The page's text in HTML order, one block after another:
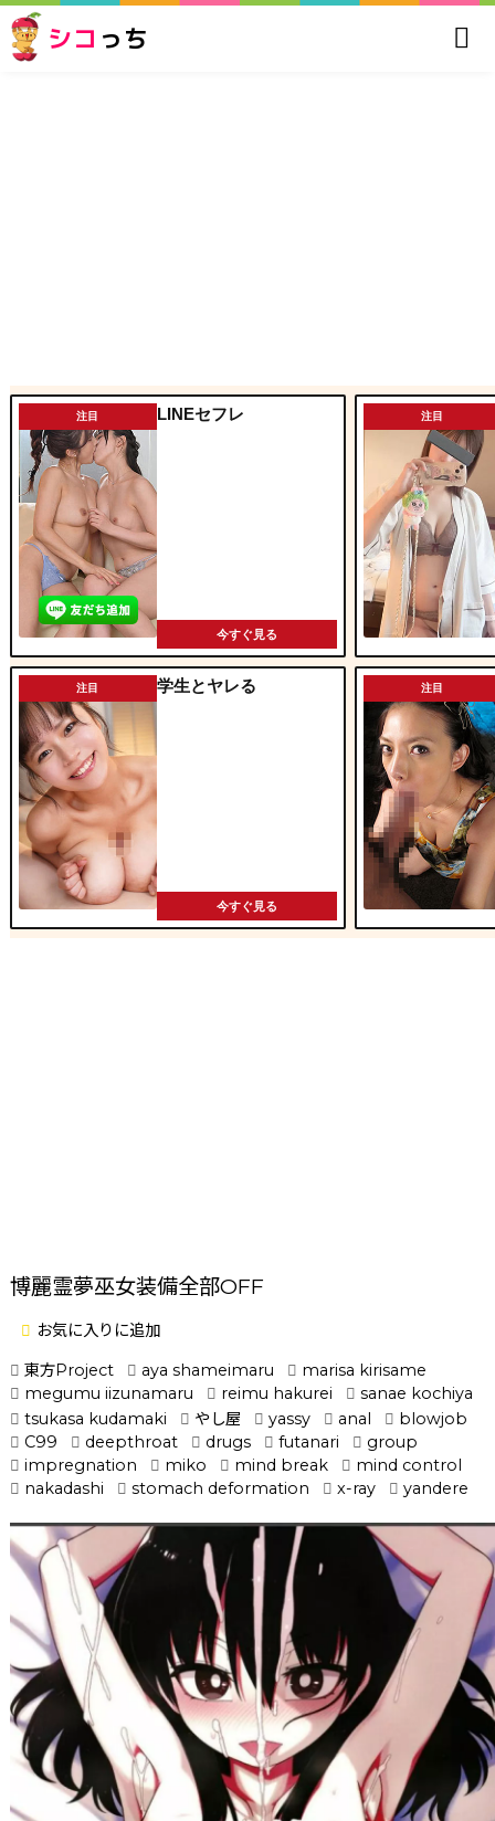
シコ っち
注目 LINEセフレ
今すぐ見る
注目 学生とヤレる
今すぐ見る
注目
注目
博麗霊夢巫女装備全部OFF
お気に入りに追加
東方Project
aya shameimaru
marisa kirisame
megumu iizunamaru
reimu hakurei
sanae kochiya
tsukasa kudamaki
やし屋 yassy anal
blowjob
C99
deepthroat drugs futanari
group
impregnation
miko mind break
mind control
nakadashi
stomach deformation x-ray yandere